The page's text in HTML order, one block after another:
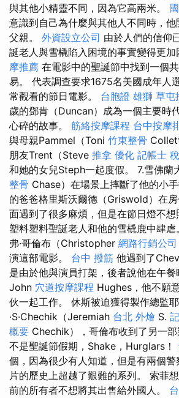
與其他小精靈不同，因為它高兩米。
意識到自己為什麼與其他人不同時，
父親。 外資設立公司 由於人們的信仰
誕老人與雪橇陷入困境的事實變得更加
摩推薦 在電影中的聖誕節中找到一個
易。 代表調查要求1675名美國成年人
常觀看的節日電影。 台胞證 雄獅 草屯
歲的鄧肯（Duncan）成為一個主要時
心碎的故事。 筋絡按摩課程 台中按摩
與母親Pammel（Toni 竹東整骨
朋友Trent（Steve 推拿 優化 記帳士
和她的女兒Steph一起度假。 7.雪佛蘭
整骨 Chase）在場景上摔斷了他的小手
的爸爸格里斯沃爾德（Griswold）在
面遇到了很多麻煩，但是在節日燈不
塑料塑料聖誕老人和他的雪橇鹿中肆
弗·哥倫布（Christopher 網路行銷公司
演這部電影。 台中 撥筋 他遇到了
是由於他與演員打架，後者說他在午餐
John 穴道按摩課程 Hughes，他不願
伙一起工作。 休斯被迫獲得製作總監
·S·Chechik（Jeremiah 台北 外燴 S.
概要 Chechik），哥倫布收到了另一
不是聖誕節假期，Shake，Hurglars！
個，因為很少有人知道，但是有兩個
片的歷史上超越了艱難的系列。 索菲
前的所有者不想將其出售給外國人。